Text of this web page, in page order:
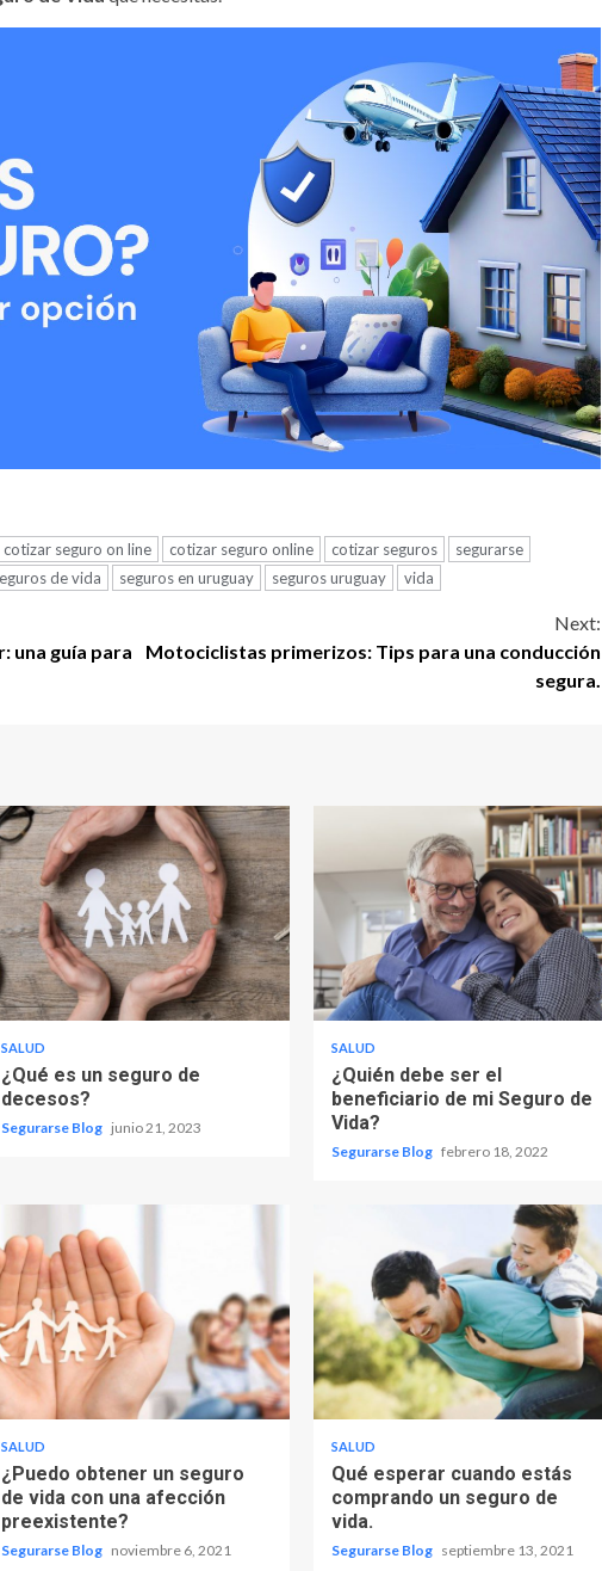
cotizar seguro on line cotizar seguro online cotizar seguros
segurarse
de vida seguros en uruguay seguros uruguay vida
una guía para
Next:
Motociclistas primerizos: Tips para una conducción
segura.
SALUD
¿Qué es un seguro de
decesos?
Segurarse Blog junio 21, 2023
SALUD
¿Quién debe ser el
beneficiario de mi Seguro de
Vida?
Segurarse Blog febrero 18, 2022
SALUD
¿Puedo obtener un seguro
de vida con una afección
preexistente?
Segurarse Blog noviembre 6, 2021
SALUD
Qué esperar cuando estás
comprando un seguro de
vida.
Segurarse Blog septiembre 13, 2021